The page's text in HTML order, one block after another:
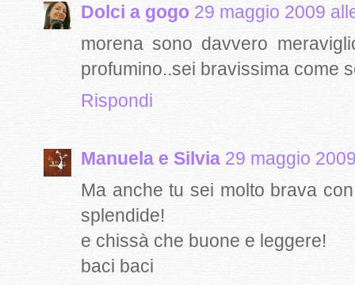
Dolci a gogo 29 maggio 2009
morena sono davvero
profumino..sei bravissima come
Rispondi
Manuela e Silvia 29 maggio
Ma anche tu sei molto brava
splendide!
e chissà che buone e leggere!
baci baci